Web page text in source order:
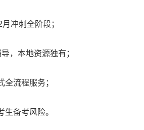
冲刺全阶段；
，本地资源独有；
流程服务；
备考风险。